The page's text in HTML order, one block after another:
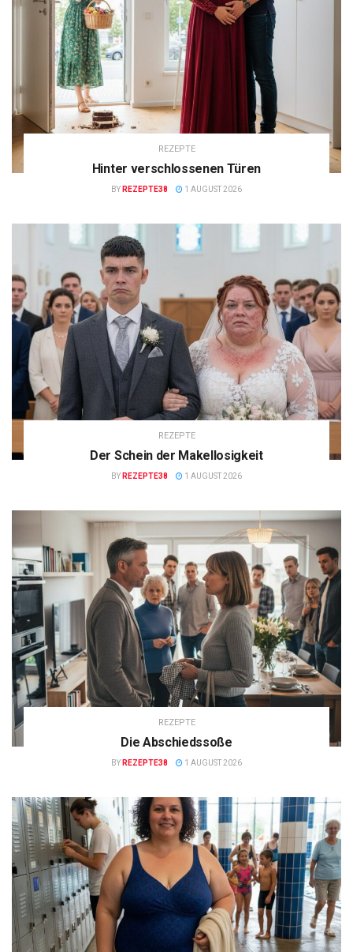
REZEPTE
Hinter verschlossenen Türen
BY REZEPTE38 1 AUGUST 2026
REZEPTE
Der Schein der Makellosigkeit
BY REZEPTE38 1 AUGUST 2026
REZEPTE
Die Abschiedssoße
BY REZEPTE38 1 AUGUST 2026